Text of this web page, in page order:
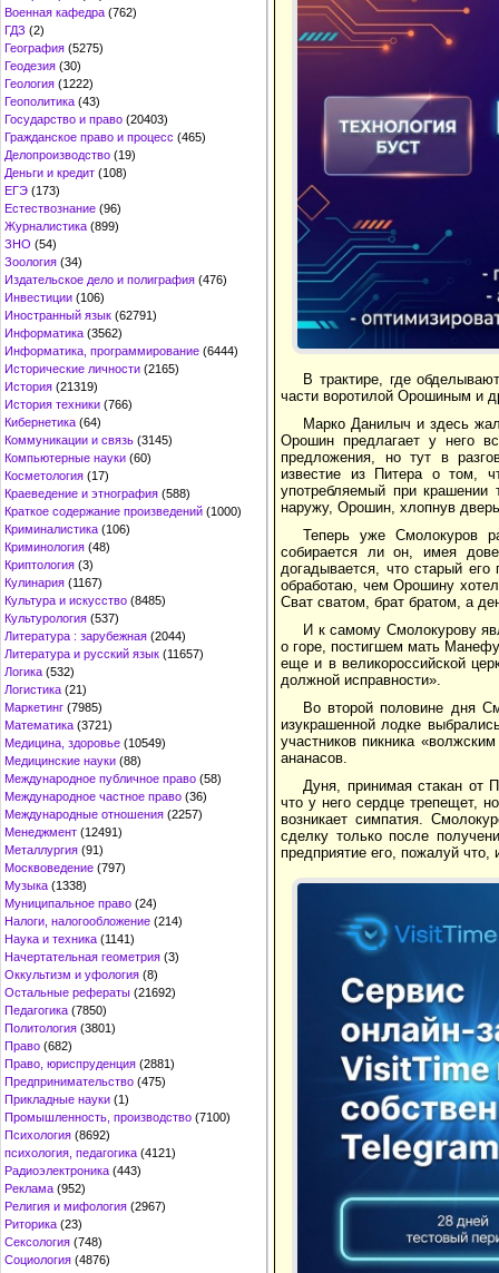
Военная кафедра (762)
ГДЗ (2)
География (5275)
Геодезия (30)
Геология (1222)
Геополитика (43)
Государство и право (20403)
Гражданское право и процесс (465)
Делопроизводство (19)
Деньги и кредит (108)
ЕГЭ (173)
Естествознание (96)
Журналистика (899)
ЗНО (54)
Зоология (34)
Издательское дело и полиграфия (476)
Инвестиции (106)
Иностранный язык (62791)
Информатика (3562)
Информатика, программирование (6444)
Исторические личности (2165)
История (21319)
История техники (766)
Кибернетика (64)
Коммуникации и связь (3145)
Компьютерные науки (60)
Косметология (17)
Краеведение и этнография (588)
Краткое содержание произведений (1000)
Криминалистика (106)
Криминология (48)
Криптология (3)
Кулинария (1167)
Культура и искусство (8485)
Культурология (537)
Литература : зарубежная (2044)
Литература и русский язык (11657)
Логика (532)
Логистика (21)
Маркетинг (7985)
Математика (3721)
Медицина, здоровье (10549)
Медицинские науки (88)
Международное публичное право (58)
Международное частное право (36)
Международные отношения (2257)
Менеджмент (12491)
Металлургия (91)
Москвоведение (797)
Музыка (1338)
Муниципальное право (24)
Налоги, налогообложение (214)
Наука и техника (1141)
Начертательная геометрия (3)
Оккультизм и уфология (8)
Остальные рефераты (21692)
Педагогика (7850)
Политология (3801)
Право (682)
Право, юриспруденция (2881)
Предпринимательство (475)
Прикладные науки (1)
Промышленность, производство (7100)
Психология (8692)
психология, педагогика (4121)
Радиоэлектроника (443)
Реклама (952)
Религия и мифология (2967)
Риторика (23)
Сексология (748)
Социология (4876)
В трактире, где
части воротилой Орошиным и
Марко Данилыч и здесь
Орошин предлагает у него
предложения, но тут в
известие из Питера о том,
употребляемый при крашении
наружу, Орошин, хлопнув
Теперь уже Смолокуров
собирается ли он, имея
догадывается, что старый
обработаю, чем Орошину
Сват сватом, брат братом, а
И к самому Смолокурову
о горе, постигшем мать
еще и в великороссийской
должной исправности».
Во второй половине дня
изукрашенной лодке
участников пикника
ананасов.
Дуня, принимая стакан от
что у него сердце трепещет,
возникает симпатия.
сделку только после
предприятие его, пожалуй что,